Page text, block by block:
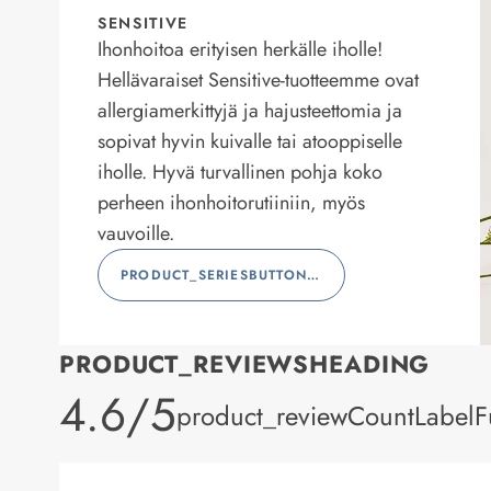
SENSITIVE
Ihonhoitoa erityisen herkälle iholle!
Hellävaraiset Sensitive-tuotteemme ovat
allergiamerkittyjä ja hajusteettomia ja
sopivat hyvin kuivalle tai atooppiselle
iholle. Hyvä turvallinen pohja koko
perheen ihonhoitorutiiniin, myös
vauvoille.
PRODUCT_SERIESBUTTONLABEL
PRODUCT_REVIEWSHEADING
product_rating
4.6/5